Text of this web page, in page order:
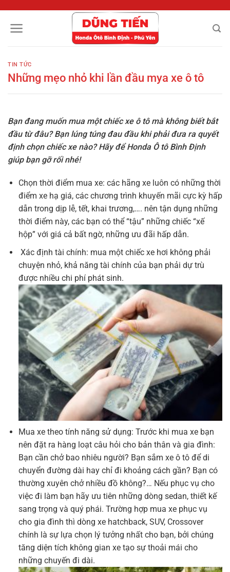
nội
TIN TỨC
Những mẹo nhỏ khi lần đầu mya xe ô tô
Bạn đang muốn mua một chiếc xe ô tô mà không biết bắt
đầu từ đâu? Bạn lúng túng đau đầu khi phải đưa ra quyết
định chọn chiếc xe nào? Hãy để Honda Ô tô Bình Định
giúp bạn gỡ rối nhé!
Chọn thời điểm mua xe: các hãng xe luôn có những thời
điểm xe hạ giá, các chương trình khuyến mãi cực kỳ hấp
dẫn trong dịp lễ, tết, khai trương,…. nên tận dụng những
thời điểm này, các bạn có thể “tậu” những chiếc “xế
hộp” với giá cả bất ngờ, những ưu đãi hấp dẫn.
Xác định tài chính: mua một chiếc xe hơi không phải
chuyện nhỏ, khả năng tài chính của bạn phải dự trù
được nhiều chi phí phát sinh.
Mua xe theo tính năng sử dụng: Trước khi mua xe bạn
nên đặt ra hàng loạt câu hỏi cho bản thân và gia đình:
Bạn cần chở bao nhiêu người? Bạn sắm xe ô tô để di
chuyển đường dài hay chỉ đi khoảng cách gần? Bạn có
thường xuyên chở nhiều đồ không?… Nếu phục vụ cho
việc đi làm bạn hãy ưu tiên những dòng sedan, thiết kế
sang trọng và quý phái. Trường hợp mua xe phục vụ
cho gia đình thì dòng xe hatchback, SUV, Crossover
chính là sự lựa chọn lý tưởng nhất cho bạn, bởi chúng
tăng diện tích không gian xe tạo sự thoải mái cho
những chuyến đi dài.